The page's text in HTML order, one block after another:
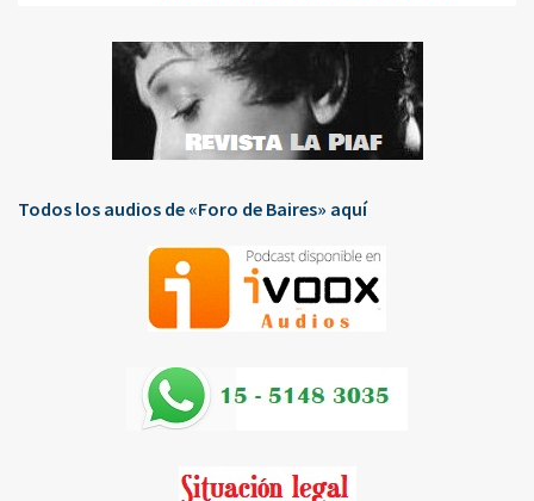
Todos los audios de «Foro de Baires» aquí